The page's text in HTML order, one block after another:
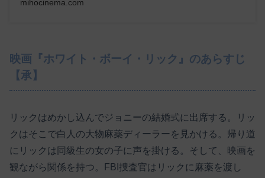
mihocinema.com
映画『ホワイト・ボーイ・リック』のあらすじ
【承】
リックはめかし込んでジョニーの結婚式に出席する。リッ
クはそこで白人の大物麻薬ディーラーを見かける。帰り道
にリックは同級生の女の子に声を掛ける。そして、映画を
観ながら関係を持つ。FBI捜査官はリックに麻薬を渡し